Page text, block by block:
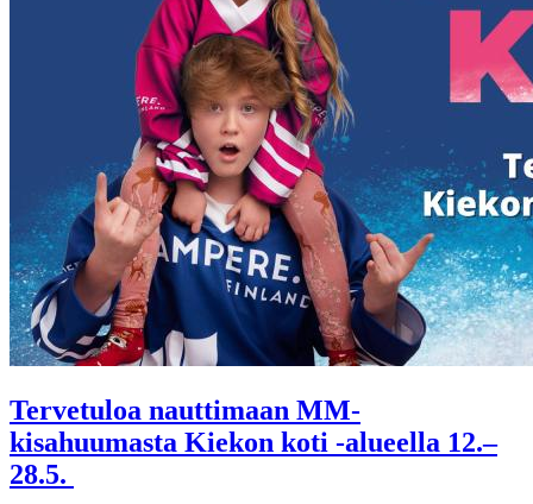
Tervetuloa nauttimaan MM-
kisahuumasta Kiekon koti -alueella 12.–
28.5.